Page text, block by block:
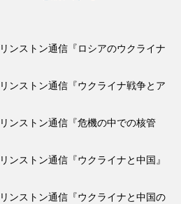
ンストン通信『ウクライナと中国の
ンストン通信『ウクライナと中国』
ンストン通信『危機の中での核管
ンストン通信『ウクライナ戦争とア
ンストン通信『ロシアのウクライナ